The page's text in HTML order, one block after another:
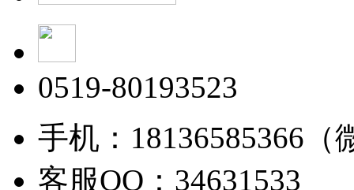
0519-80193523
手机：18136585366（
客服QQ：34631533